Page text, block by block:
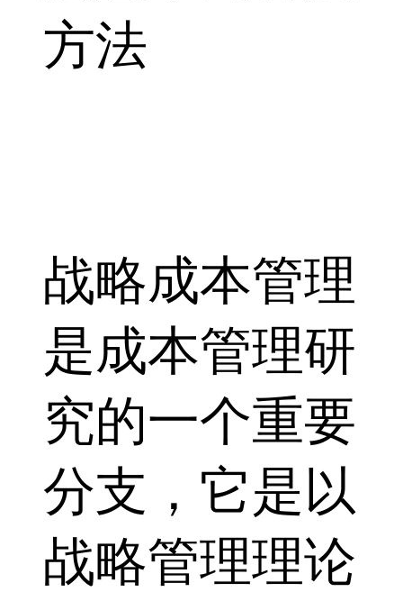
方法
战略成本管理
是成本管理研
究的一个重要
分支，它是以
战略管理理论